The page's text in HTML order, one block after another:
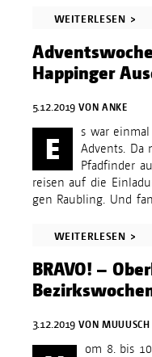
WEITERLESEN >
Happinger
5.12.2019 VON ANKE
E
s war
Advents. Da
Pfadfinder
reisen auf die
gen Raubling. Und
WEITERLESEN >
BRAVO! –
3.12.2019 VON MUUUSCH
om 8. bis